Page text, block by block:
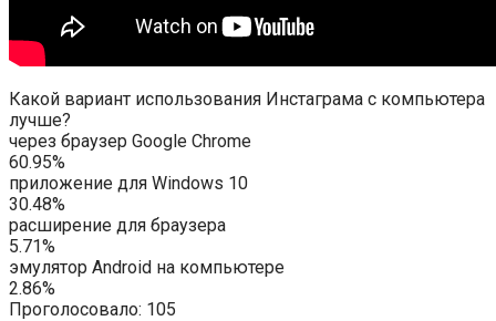
Какой вариант использования Инстаграма с компьютера
лучше?
через браузер Google Chrome
60.95%
приложение для Windows 10
30.48%
расширение для браузера
5.71%
эмулятор Android на компьютере
2.86%
Проголосовало: 105